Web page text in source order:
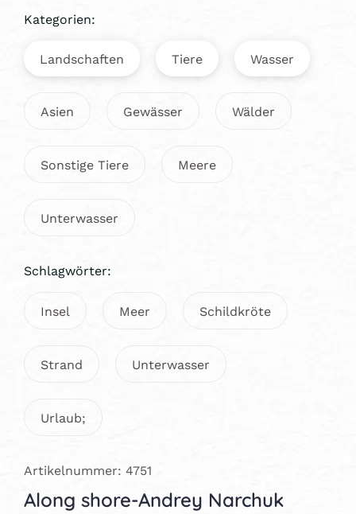
Kategorien:
Landschaften Tiere Wasser
Asien Gewässer Wälder
Sonstige Tiere Meere
Unterwasser
Schlagwörter:
Insel Meer Schildkröte
Strand Unterwasser
Urlaub;
Artikelnummer: 4751
Along shore-Andrey Narchuk